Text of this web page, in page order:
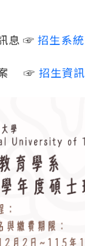
息 ☞招生系統
案 ☞ 招生資訊